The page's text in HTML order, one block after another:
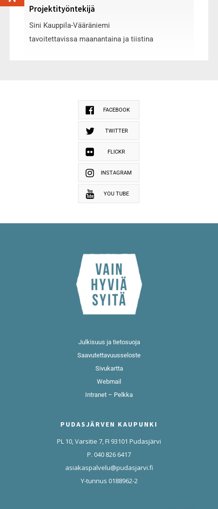
Projektityöntekijä
Sini Kauppila-Vääräniemi
tavoitettavissa maanantaina ja tiistina
FACEBOOK
TWITTER
FLICKR
INSTAGRAM
YOU TUBE
Julkisuus ja tietosuoja
Saavutettavuusseloste
Sivukartta
Webmail
Intranet – Pelkka
PUDASJÄRVEN KAUPUNKI
PL 10, Varsitie 7, FI 93101 Pudasjärvi
P. 040 826 6417
asiakaspalvelu@pudasjarvi.fi
Y-tunnus 0188962-2